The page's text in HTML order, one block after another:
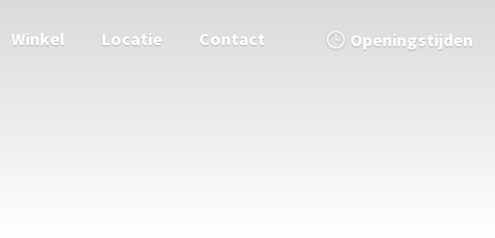
Winkel Locatie Contact Openingstijden